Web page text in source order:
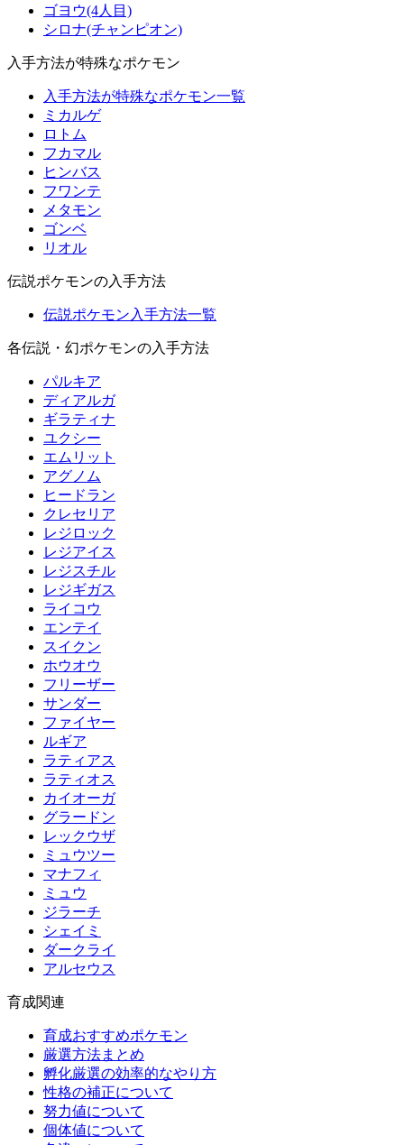
ゴヨウ(4人目)
シロナ(チャンピオン)
入手方法が特殊なポケモン
入手方法が特殊なポケモン一覧
ミカルゲ
ロトム
フカマル
ヒンバス
フワンテ
メタモン
ゴンベ
リオル
伝説ポケモンの入手方法
伝説ポケモン入手方法一覧
各伝説・幻ポケモンの入手方法
パルキア
ディアルガ
ギラティナ
ユクシー
エムリット
アグノム
ヒードラン
クレセリア
レジロック
レジアイス
レジスチル
レジギガス
ライコウ
エンテイ
スイクン
ホウオウ
フリーザー
サンダー
ファイヤー
ルギア
ラティアス
ラティオス
カイオーガ
グラードン
レックウザ
ミュウツー
マナフィ
ミュウ
ジラーチ
シェイミ
ダークライ
アルセウス
育成関連
育成おすすめポケモン
厳選方法まとめ
孵化厳選の効率的なやり方
性格の補正について
努力値について
個体値について